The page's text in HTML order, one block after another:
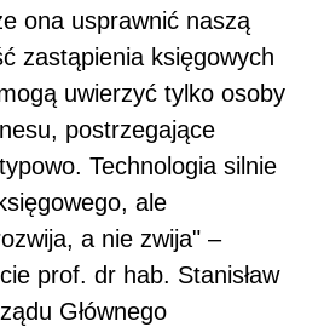
ona usprawnić naszą
zastąpienia księgowych
uwierzyć tylko osoby
postrzegające
Technologia silnie
ale
a nie zwija" –
prof. dr hab. Stanisław
Głównego